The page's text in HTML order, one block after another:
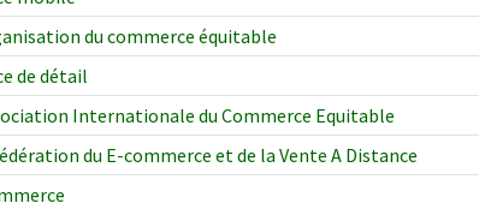
du commerce équitable
de détail
Internationale du Commerce Equitable
du E-commerce et de la Vente A Distance